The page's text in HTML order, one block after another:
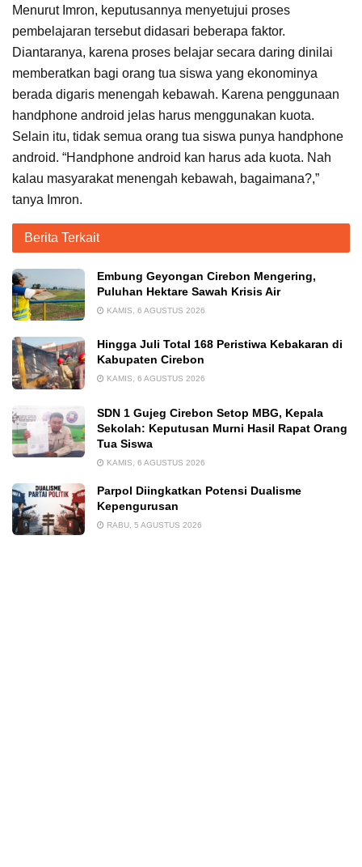
Menurut Imron, keputusannya menyetujui proses
pembelajaran tersebut didasari beberapa faktor.
Diantaranya, karena proses belajar secara daring dinilai
memberatkan bagi orang tua siswa yang ekonominya
berada digaris menengah kebawah. Karena penggunaan
handphone android jelas harus menggunakan kuota.
Selain itu, tidak semua orang tua siswa punya handphone
android. “Handphone android kan harus ada kuota. Nah
kalau masyarakat menengah kebawah, bagaimana?,”
tanya Imron.
Berita Terkait
Embung Geyongan Cirebon Mengering,
Puluhan Hektare Sawah Krisis Air
KAMIS, 6 AGUSTUS 2026
Hingga Juli Total 168 Peristiwa Kebakaran di
Kabupaten Cirebon
KAMIS, 6 AGUSTUS 2026
SDN 1 Gujeg Cirebon Setop MBG, Kepala
Sekolah: Keputusan Murni Hasil Rapat Orang
Tua Siswa
KAMIS, 6 AGUSTUS 2026
Parpol Diingkatkan Potensi Dualisme
Kepengurusan
RABU, 5 AGUSTUS 2026